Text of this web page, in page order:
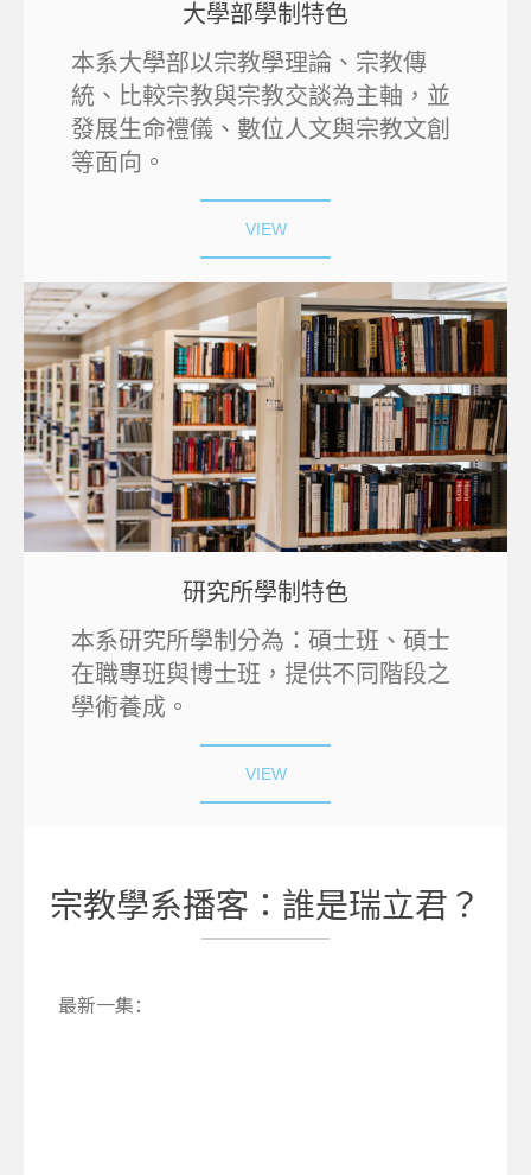
大學部學制特色
本系大學部以宗教學理論、宗教傳
統、比較宗教與宗教交談為主軸，並
發展生命禮儀、數位人文與宗教文創
等面向。
VIEW
研究所學制特色
本系研究所學制分為：碩士班、碩士
在職專班與博士班，提供不同階段之
學術養成。
VIEW
宗教學系播客：誰是瑞立君？
最新一集：